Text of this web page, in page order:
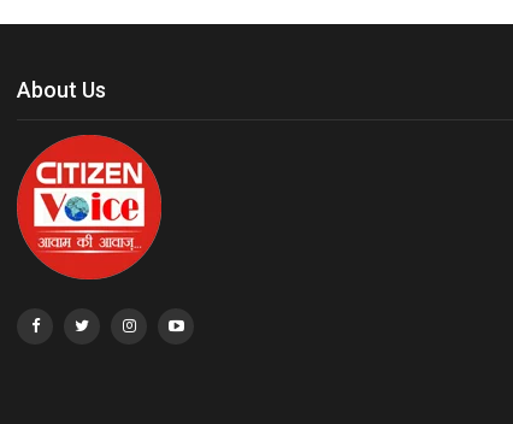
About Us